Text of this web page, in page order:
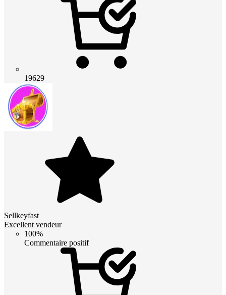
19629
Sellkeyfast
Excellent vendeur
100%
Commentaire positif